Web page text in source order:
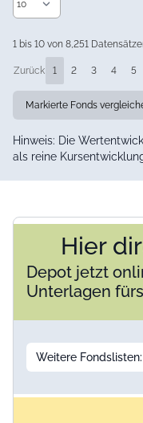
1 bis 10 von 8,251
Zurück 1 2 3 4 5
Markierte Fonds
Hinweis: Die
als reine
Hier
Depot jetzt
Unterlagen